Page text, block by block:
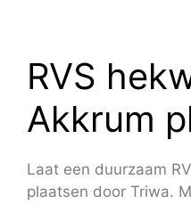
RVS
Akkrum
Laat een duurzaam
plaatsen door Triwa.